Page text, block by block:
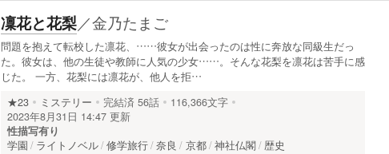
凜花と花梨／金乃たまご
問題を抱えて転校した凛花、……彼女が出会ったのは性に奔放な同級生だっ
た。彼女は、他の生徒や教師に人気の少女……。そんな花梨を凛花は苦手に感
じた。 一方、花梨には凛花が、他人を拒…
★23 ミステリー 完結済 56話
116,366文字
2023年8月31日 14:47 更新
性描写有り
学園
ライトノベル 修学旅行 奈良 京都 神社仏閣 歴史